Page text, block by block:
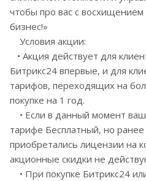
чтобы про вас с восхищением
бизнес!»
Условия акции:
• Акция действует для
Битрикс24 впервые, и для
тарифов, переходящих на
покупке на 1 год.
• Если в данный момент
тарифе Бесплатный, но
приобретались лицензии на
акционные скидки не
• При покупке Битрикс24